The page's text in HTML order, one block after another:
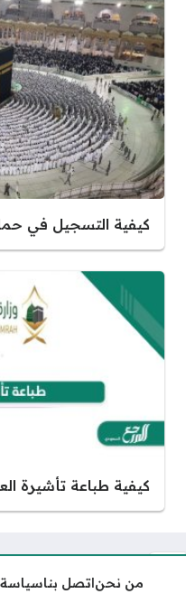
كيفية التسجيل في حملات
كيفية طباعة تأشيرة
من نحناتصل بنا كم